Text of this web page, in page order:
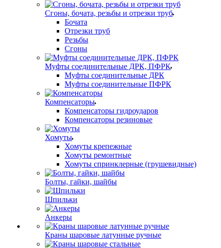
Сгоны, бочата, резьбы и отрезки труб
Бочата
Отрезки труб
Резьбы
Сгоны
Муфты соединительные ДРК, ПФРК
Муфты соединительные ДРК
Муфты соединительные ПФРК
Компенсаторы
Компенсаторы гидроударов
Компенсаторы резиновые
Хомуты
Хомуты крепежные
Хомуты ремонтные
Хомуты спринклерные (грушевидные)
Болты, гайки, шайбы
Шпильки
Анкеры
Краны шаровые латунные ручные